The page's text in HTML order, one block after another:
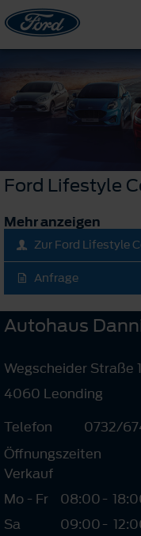
Ford Lifestyle
Mehr anzeigen
Zur Ford Lifestyle
Anfrage
Autohaus
Wegscheider Straße
4060 Leonding
Telefon
0732/
Öffnungszeiten
Verkauf
Mo - Fr
08:00-
Sa
09:00-